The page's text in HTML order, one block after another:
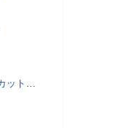
捕 岡山県警